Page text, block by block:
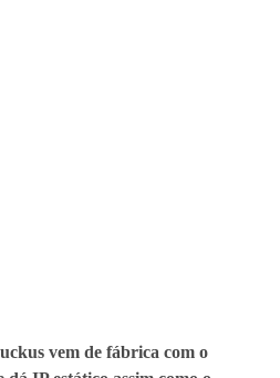
vem de fábrica com o